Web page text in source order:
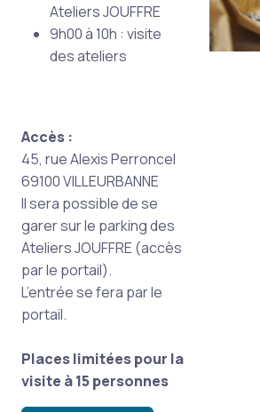
Ateliers JOUFFRE
9h00 à 10h : visite
des ateliers
Accès :
45, rue Alexis Perroncel
69100 VILLEURBANNE
Il sera possible de se
garer sur le parking des
Ateliers JOUFFRE (accès
par le portail).
L’entrée se fera par le
portail.
Places limitées pour la
visite à 15 personnes